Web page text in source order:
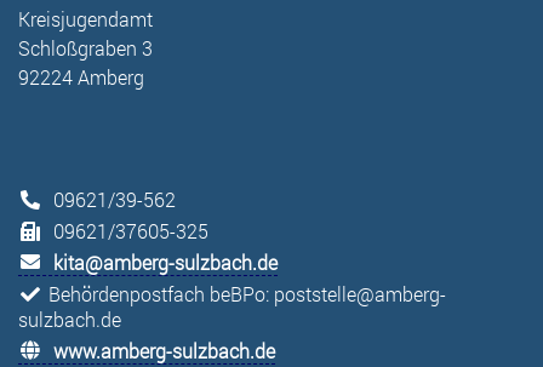
Kreisjugendamt
Schloßgraben 3
92224 Amberg
09621/39-562
09621/37605-325
kita@amberg-sulzbach.de
Behördenpostfach beBPo: poststelle@amberg-
sulzbach.de
www.amberg-sulzbach.de